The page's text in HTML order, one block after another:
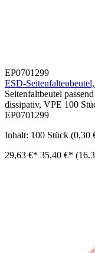
EP0701299
ESD-Seitenfaltenbeutel,
Seitenfaltbeutel
dissipativ, VPE 100
EP0701299
Inhalt: 100 Stück (0,30
29,63 €* 35,40 €*